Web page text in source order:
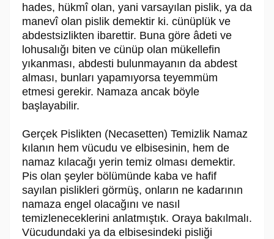
hades, hükmî olan, yani varsayılan pislik, ya da
manevî olan pislik demektir ki. cünüplük ve
abdestsizlikten ibarettir. Buna göre âdeti ve
lohusalığı biten ve cünüp olan mükellefin
yıkanması, abdesti bulunmayanın da abdest
alması, bunları yapamıyorsa teyemmüm
etmesi gerekir. Namaza ancak böyle
başlayabilir.
Gerçek Pislikten (Necasetten) Temizlik Namaz
kılanın hem vücudu ve elbisesinin, hem de
namaz kılacağı yerin temiz olması demektir.
Pis olan şeyler bölümünde kaba ve hafif
sayılan pislikleri görmüş, onların ne kadarının
namaza engel olacağını ve nasıl
temizleneceklerini anlatmıştık. Oraya bakılmalı.
Vücudundaki ya da elbisesindeki pisliği